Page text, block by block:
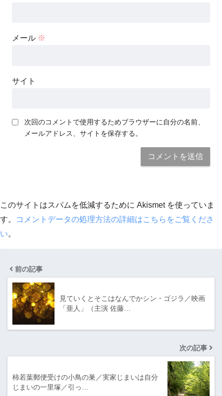
メール ※
サイト
次回のコメントで使用するためブラウザーに自分の名前、
メールアドレス、サイトを保存する。
このサイトはスパムを低減するために Akismet を使っていま
す。
コメントデータの処理方法の詳細はこちらをご覧くださ
い。
前の記事
見ていくとそこはなんでかシン・ゴジラ／映画
「亜人」（主演 佐藤…
次の記事
柿若葉郵便受けの小鳥の巣／実家じまいは自分
じまいの一里塚／引っ…